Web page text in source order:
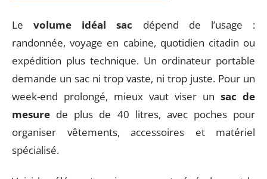
Levolume idéal sac dépend de l’usage :
randonnée, voyage en cabine, quotidien citadin ou
expédition plus technique. Un ordinateur portable
demande un sac ni trop vaste, ni trop juste. Pour un
week-end prolongé, mieux vaut viser un sac de
mesure de plus de 40 litres, avec poches pour
organiser vêtements, accessoires et matériel
spécialisé.